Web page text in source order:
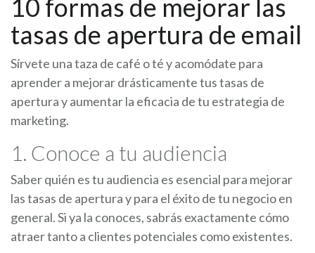
10 formas de mejorar las
tasas de apertura de email
Sírvete una taza de café o té y acomódate para
aprender a mejorar drásticamente tus tasas de
apertura y aumentar la eficacia de tu estrategia de
marketing.
1. Conoce a tu audiencia
Saber quién es tu audiencia es esencial para mejorar
las tasas de apertura y para el éxito de tu negocio en
general. Si ya la conoces, sabrás exactamente cómo
atraer tanto a clientes potenciales como existentes.